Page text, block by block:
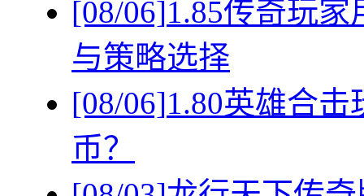
[08/06]1.85传奇玩
与策略选择
[08/06]1.80英雄合
币？